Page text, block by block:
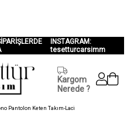
INSTAGRAM:
tesetturcarsimm
Kargom
Nerede ?
Pantolon Keten Takım-Laci